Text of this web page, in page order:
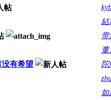
結
董
有希望
陀
如